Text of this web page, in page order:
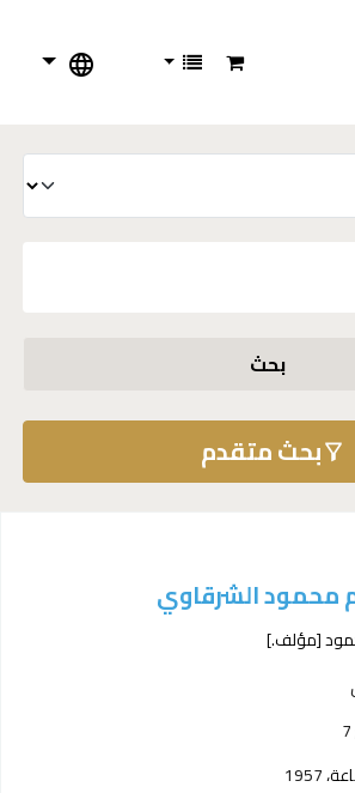
بحث
بحث متقدم
محمود الشرقاوي
[مؤلف.]